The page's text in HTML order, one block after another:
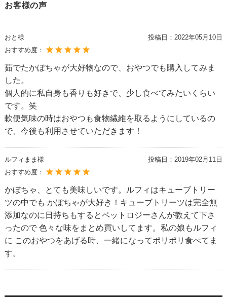
お客様の声
おと様 投稿日： 2022年05月10日
おすすめ度：
茹でたかぼちゃが大好物なので、おやつでも購入してみま
した。
個人的に私自身も香りも好きで、少し食べてみたいくらい
です。笑
軟便気味の時はおやつも食物繊維を取るようにしているの
で、今後も利用させていただきます！
ルフィまま様 投稿日： 2019年02月11日
おすすめ度：
かぼちゃ、とても美味しいです。ルフィはキューブトリー
ツの中でも かぼちゃが大好き！キューブトリーツは完全無
添加なのに日持ちもするとペットロジーさんが教えて下さ
ったので 色々な味をまとめ買いしてます。私の娘もルフィ
に このおやつをあげる時、一緒になってポリポリ食べてま
す。